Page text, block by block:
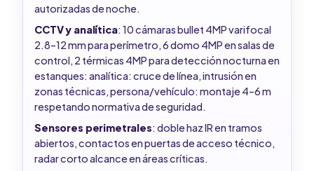
autorizadas de noche.
CCTV y analítica: 10 cámaras bullet 4MP varifocal
2.8–12 mm para perímetro, 6 domo 4MP en salas de
control, 2 térmicas 4MP para detección nocturna en
estanques: analítica: cruce de línea, intrusión en
zonas técnicas, persona/vehículo: montaje 4–6 m
respetando normativa de seguridad.
Sensores perimetrales: doble haz IR en tramos
abiertos, contactos en puertas de acceso técnico,
radar corto alcance en áreas críticas.